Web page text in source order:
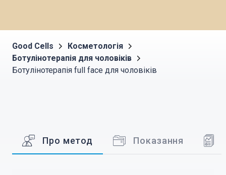
Good Cells
Косметологія
Ботулінотерапія для чоловіків
Ботулінотерапія full face для чоловіків
Про метод Показання